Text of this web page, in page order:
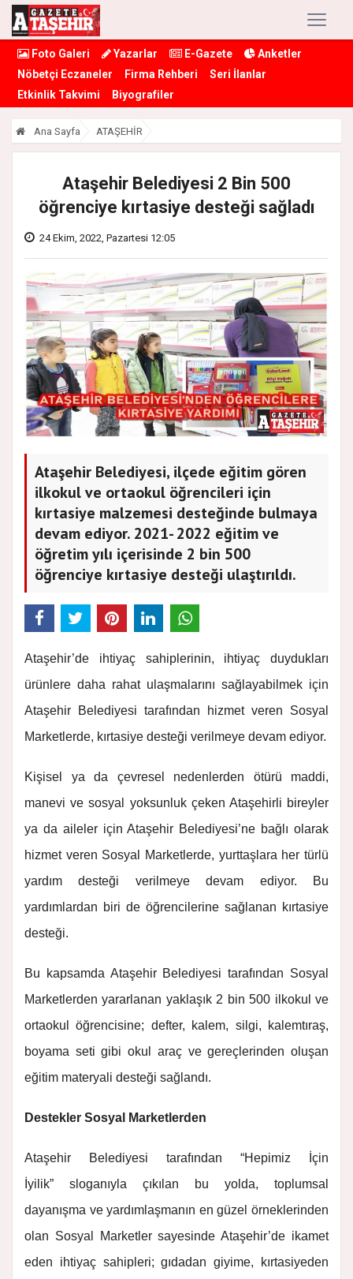
Foto Galeri Yazarlar E-Gazete
Anketler
Nöbetçi Eczaneler
Firma Rehberi
Seri İlanlar
Etkinlik Takvimi
Biyografiler
Ana Sayfa ATAŞEHİR
Ataşehir Belediyesi 2 Bin 500
öğrenciye kırtasiye desteği sağladı
24 Ekim, 2022, Pazartesi 12:05
Ataşehir Belediyesi, ilçede eğitim gören
ilkokul ve ortaokul öğrencileri için
kırtasiye malzemesi desteğinde bulmaya
devam ediyor. 2021- 2022 eğitim ve
öğretim yılı içerisinde 2 bin 500
öğrenciye kırtasiye desteği ulaştırıldı.
Ataşehir’de ihtiyaç sahiplerinin, ihtiyaç duydukları
ürünlere daha rahat ulaşmalarını sağlayabilmek için
Ataşehir Belediyesi tarafından hizmet veren Sosyal
Marketlerde, kırtasiye desteği verilmeye devam ediyor.
Kişisel ya da çevresel nedenlerden ötürü maddi,
manevi ve sosyal yoksunluk çeken Ataşehirli bireyler
ya da aileler için Ataşehir Belediyesi’ne bağlı olarak
hizmet veren Sosyal Marketlerde, yurttaşlara her türlü
yardım desteği verilmeye devam ediyor. Bu
yardımlardan biri de öğrencilerine sağlanan kırtasiye
desteği.
Bu kapsamda Ataşehir Belediyesi tarafından Sosyal
Marketlerden yararlanan yaklaşık 2 bin 500 ilkokul ve
ortaokul öğrencisine; defter, kalem, silgi, kalemtıraş,
boyama seti gibi okul araç ve gereçlerinden oluşan
eğitim materyali desteği sağlandı.
Destekler Sosyal Marketlerden
Ataşehir Belediyesi tarafından “Hepimiz İçin
İyilik” sloganıyla çıkılan bu yolda, toplumsal
dayanışma ve yardımlaşmanın en güzel örneklerinden
olan Sosyal Marketler sayesinde Ataşehir’de ikamet
eden ihtiyaç sahipleri; gıdadan giyime, kırtasiyeden